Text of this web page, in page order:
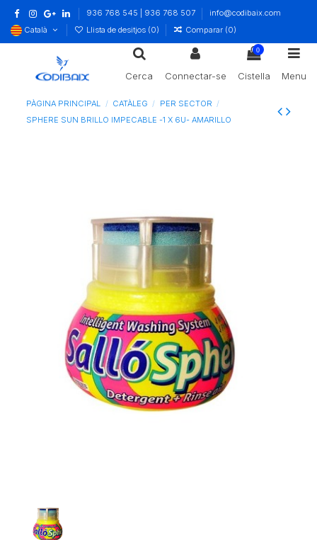
936 768 545 | 936 768 507
info@codibaix.com
Català
Llista de desitjos (0) Comparar (0)
Cerca Connectar-se
0
Cistella Menu
PÀGINA PRINCIPAL CATÀLEG
PER SECTOR
SPHERE SUN BRILLO IMPECABLE -1 X 6U- AMARILLO